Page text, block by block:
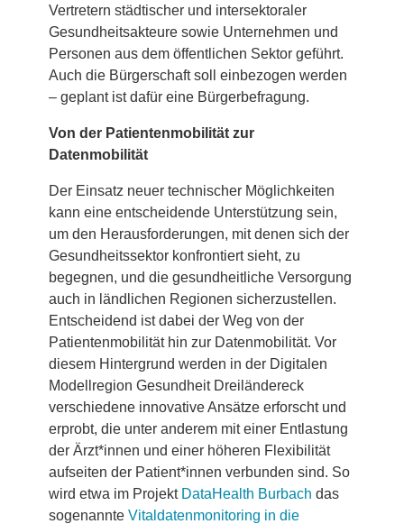
Vertretern städtischer und intersektoraler
Gesundheitsakteure sowie Unternehmen und
Personen aus dem öffentlichen Sektor geführt.
Auch die Bürgerschaft soll einbezogen werden
– geplant ist dafür eine Bürgerbefragung.
Von der Patientenmobilität zur
Datenmobilität
Der Einsatz neuer technischer Möglichkeiten
kann eine entscheidende Unterstützung sein,
um den Herausforderungen, mit denen sich der
Gesundheitssektor konfrontiert sieht, zu
begegnen, und die gesundheitliche Versorgung
auch in ländlichen Regionen sicherzustellen.
Entscheidend ist dabei der Weg von der
Patientenmobilität hin zur Datenmobilität. Vor
diesem Hintergrund werden in der Digitalen
Modellregion Gesundheit Dreiländereck
verschiedene innovative Ansätze erforscht und
erprobt, die unter anderem mit einer Entlastung
der Ärzt*innen und einer höheren Flexibilität
aufseiten der Patient*innen verbunden sind. So
wird etwa im Projekt DataHealth Burbach das
sogenannte Vitaldatenmonitoring in die